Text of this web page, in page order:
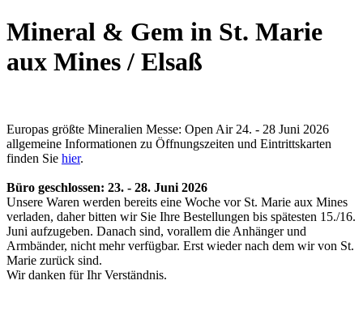
Mineral & Gem in St. Marie
aux Mines / Elsaß
Europas größte Mineralien Messe: Open Air 24. - 28 Juni 2026
allgemeine Informationen zu Öffnungszeiten und Eintrittskarten
finden Sie hier.
Büro geschlossen: 23. - 28. Juni 2026
Unsere Waren werden bereits eine Woche vor St. Marie aux Mines
verladen, daher bitten wir Sie Ihre Bestellungen bis spätesten 15./16.
Juni aufzugeben. Danach sind, vorallem die Anhänger und
Armbänder, nicht mehr verfügbar. Erst wieder nach dem wir von St.
Marie zurück sind.
Wir danken für Ihr Verständnis.